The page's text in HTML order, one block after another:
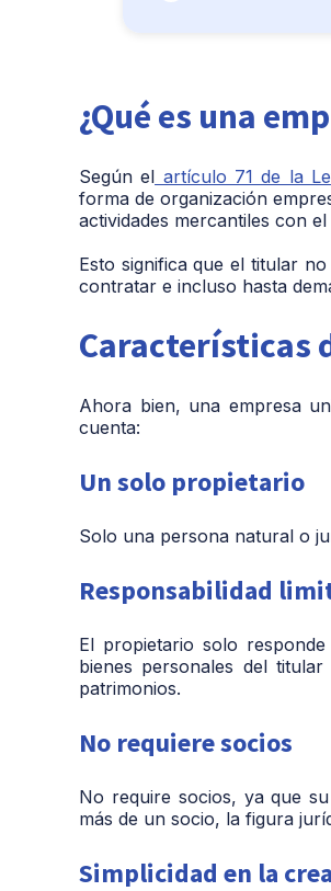
¿Qué es una
Según el artículo 71 de la
forma de organización
actividades mercantiles con
Esto significa que el titular
contratar e incluso hasta
Características
Ahora bien, una empresa
cuenta:
Un solo propietario
Solo una persona natural o
Responsabilidad
El propietario solo
bienes personales del
patrimonios.
No requiere socios
No require socios, ya que
más de un socio, la figura
Simplicidad en la